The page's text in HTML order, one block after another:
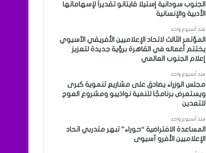
الجنوب سودانية إستيلا قايتانو تقديراً لإسهاماتها
الأدبية والإنسانية
منذ أسبوع واحد
المؤتمر الثالث لاتحاد الإعلاميين الأفريقي الآسيوي
يختتم أعماله في القاهرة برؤية جديدة لتعزيز
إعلام الجنوب العالمي
منذ أسبوع واحد
مجلس الوزراء يصادق على مشاريع تنموية كبرى
ويستعرض برنامجًا لتنمية نواذيبو ومشروع العوج
للتعدين
منذ أسبوع واحد
المساعدة الافتراضية “حوراء” تبهر متدربي اتحاد
الإعلاميين الأفرو آسيوى